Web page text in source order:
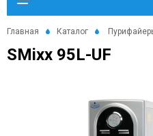
Главная Каталог
SMixx 95L-UF